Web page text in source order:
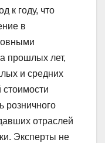
к году, что
в
прошлых лет,
и средних
розничного
отраслей
Эксперты не